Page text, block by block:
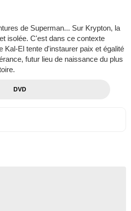
de Superman... Sur Krypton, la
isolée. C'est dans ce contexte
Kal-El tente d'instaurer paix et égalité
futur lieu de naissance du plus
DVD